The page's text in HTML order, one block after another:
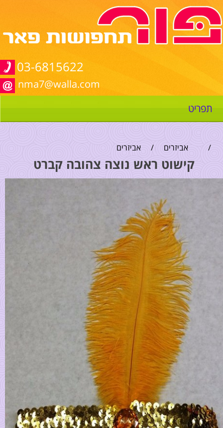
03-6815622
nma7@walla.com
תפריט
/ אביזרים / אביזרים
קישוט ראש נוצה צהובה קברט